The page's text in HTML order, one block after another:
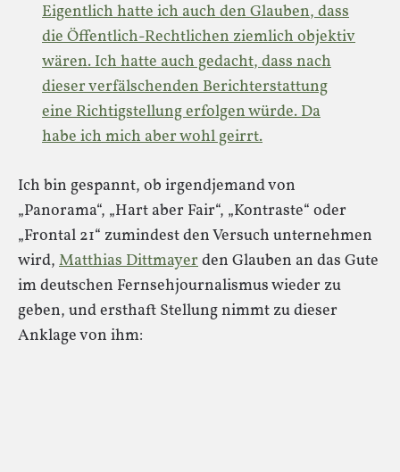
Eigentlich hatte ich auch den Glauben, dass
die Öffentlich-Rechtlichen ziemlich objektiv
wären. Ich hatte auch gedacht, dass nach
dieser verfälschenden Berichterstattung
eine Richtigstellung erfolgen würde. Da
habe ich mich aber wohl geirrt.
Ich bin gespannt, ob irgendjemand von
„Panorama“, „Hart aber Fair“, „Kontraste“ oder
„Frontal 21“ zumindest den Versuch unternehmen
wird, Matthias Dittmayerden Glauben an das Gute
im deutschen Fernsehjournalismus wieder zu
geben, und ersthaft Stellung nimmt zu dieser
Anklage von ihm: